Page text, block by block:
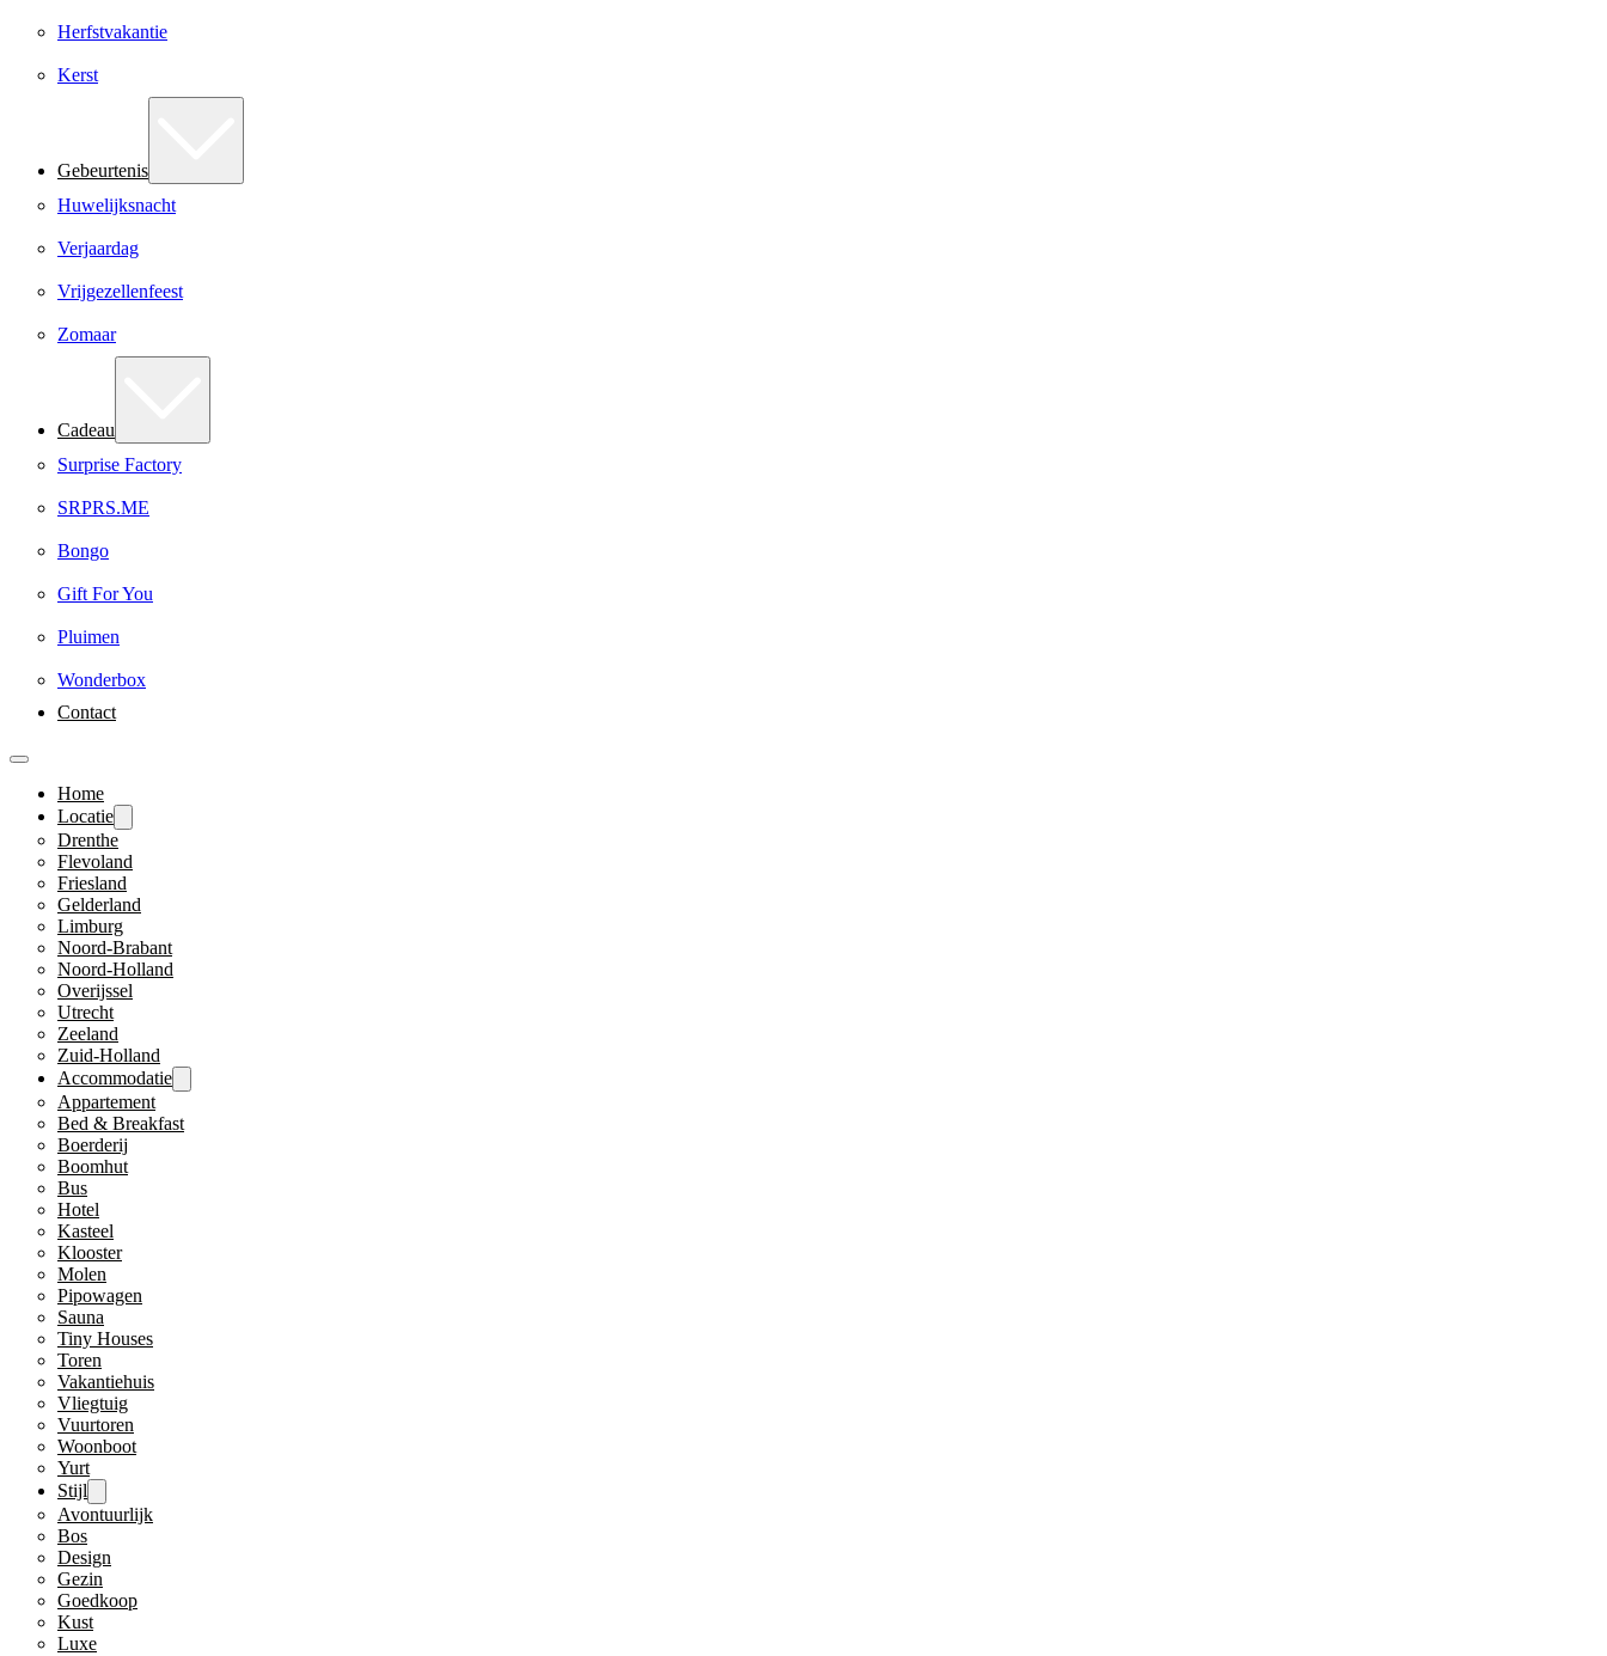
Herfstvakantie
Kerst
Gebeurtenis
Huwelijksnacht
Verjaardag
Vrijgezellenfeest
Zomaar
Cadeau
Surprise Factory
SRPRS.ME
Bongo
Gift For You
Pluimen
Wonderbox
Contact
Home
Locatie
Drenthe
Flevoland
Friesland
Gelderland
Limburg
Noord-Brabant
Noord-Holland
Overijssel
Utrecht
Zeeland
Zuid-Holland
Accommodatie
Appartement
Bed & Breakfast
Boerderij
Boomhut
Bus
Hotel
Kasteel
Klooster
Molen
Pipowagen
Sauna
Tiny Houses
Toren
Vakantiehuis
Vliegtuig
Vuurtoren
Woonboot
Yurt
Stijl
Avontuurlijk
Bos
Design
Gezin
Goedkoop
Kust
Luxe